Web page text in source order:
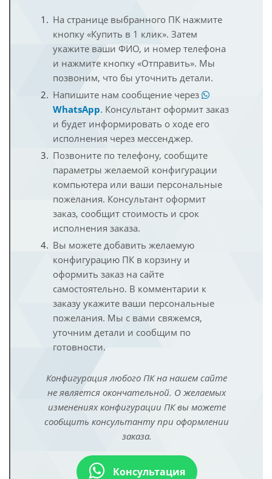
На странице выбранного ПК нажмите
кнопку «Купить в 1 клик». Затем
укажите ваши ФИО, и номер телефона
и нажмите кнопку «Отправить». Мы
позвоним, что бы уточнить детали.
Напишите нам сообщение через
WhatsApp. Консультант оформит заказ
и будет информировать о ходе его
исполнения через мессенджер.
Позвоните по телефону, сообщите
параметры желаемой конфигурации
компьютера или ваши персональные
пожелания. Консультант оформит
заказ, сообщит стоимость и срок
исполнения заказа.
Вы можете добавить желаемую
конфигурацию ПК в корзину и
оформить заказ на сайте
самостоятельно. В комментарии к
заказу укажите ваши персональные
пожелания. Мы с вами свяжемся,
уточним детали и сообщим по
готовности.
Конфигурация любого ПК на нашем сайте
не является окончательной. О желаемых
изменениях конфигурации ПК вы можете
сообщить консультанту при оформлении
заказа.
Консультация